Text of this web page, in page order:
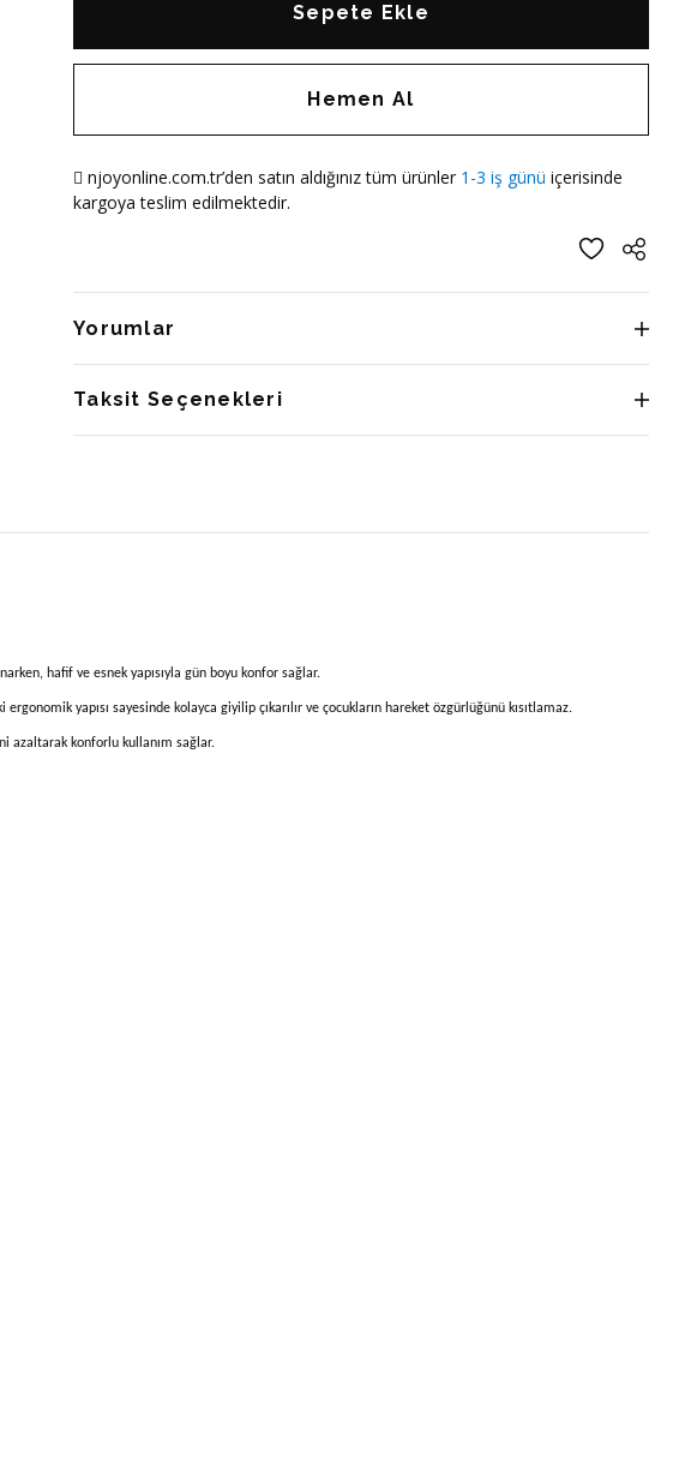
Sepete Ekle
Hemen Al
njoyonline.com.tr’den satın aldığınız tüm ürünler 1-3 iş günü içerisinde
kargoya teslim edilmektedir.
Yorumlar
Taksit Seçenekleri
hafif ve esnek yapısıyla gün boyu konfor sağlar.
yapısı sayesinde kolayca giyilip çıkarılır ve çocukların hareket özgürlüğünü kısıtlamaz.
azaltarak konforlu kullanım sağlar.